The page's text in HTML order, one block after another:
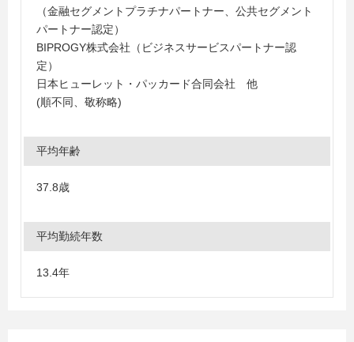
（金融セグメントプラチナパートナー、公共セグメント
パートナー認定）
BIPROGY株式会社（ビジネスサービスパートナー認
定）
日本ヒューレット・パッカード合同会社 他
(順不同、敬称略)
平均年齢
37.8歳
平均勤続年数
13.4年